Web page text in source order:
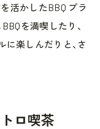
を活かしたBBQ プラ
を満喫したり、
楽しんだりと、さ
ロ喫茶